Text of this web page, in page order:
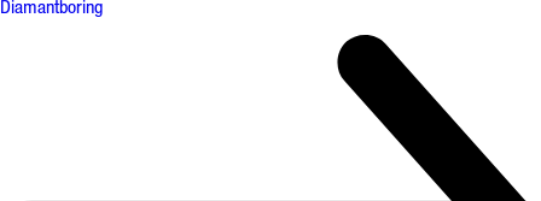
Diamantboring